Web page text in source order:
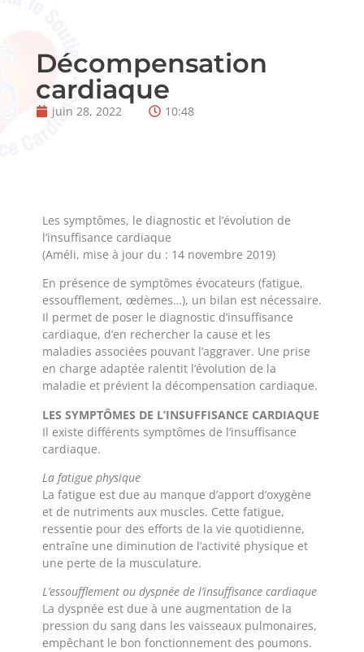
Décompensation
cardiaque
juin 28, 2022 10:48
Les symptômes, le diagnostic et l’évolution de
l’insuffisance cardiaque
(Améli, mise à jour du : 14 novembre 2019)
En présence de symptômes évocateurs (fatigue,
essoufflement, œdèmes…), un bilan est nécessaire.
Il permet de poser le diagnostic d’insuffisance
cardiaque, d’en rechercher la cause et les
maladies associées pouvant l’aggraver. Une prise
en charge adaptée ralentit l’évolution de la
maladie et prévient la décompensation cardiaque.
LES SYMPTÔMES DE L’INSUFFISANCE CARDIAQUE
Il existe différents symptômes de l’insuffisance
cardiaque.
La fatigue physique
La fatigue est due au manque d’apport d’oxygène
et de nutriments aux muscles. Cette fatigue,
ressentie pour des efforts de la vie quotidienne,
entraîne une diminution de l’activité physique et
une perte de la musculature.
L’essoufflement ou dyspnée de l’insuffisance cardiaque
La dyspnée est due à une augmentation de la
pression du sang dans les vaisseaux pulmonaires,
empêchant le bon fonctionnement des poumons.